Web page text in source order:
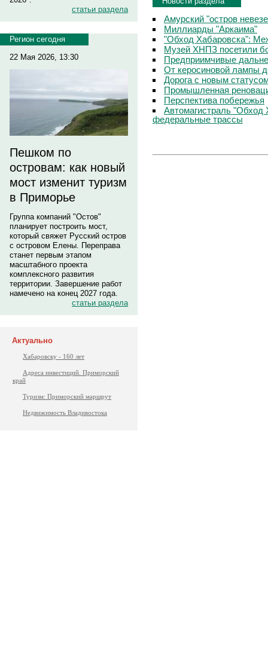
статьи раздела
Регион сегодня
22 Мая 2026, 13:30
Пешком по
островам: как новый
мост изменит туризм
в Приморье
Группа компаний "Остов"
планирует построить мост,
который свяжет Русский остров
с островом Елены. Переправа
станет первым этапом
масштабного проекта
комплексного развития
территории. Завершение работ
намечено на конец 2027 года.
статьи раздела
Актуально
Хабаровску - 160 лет
Адреса инвестиций. Приморский
край
Туризм: Приморский маршрут
Недвижимость Владивостока
Амурский "остров
Миллиарды "Аркаима"
"Обход Хабаровска":
Музей ХНПЗ посетили
Предприимчивые
От керосиновой лампы
Дорога с новым
Промышленная
Перспектива побережья
Автомагистраль "Обход
федеральные трассы